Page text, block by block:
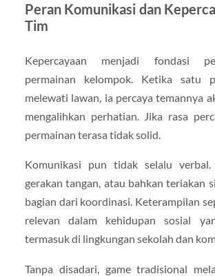
Peran Komunikasi dan
Tim
Kepercayaan menjadi fondasi
permainan kelompok. Ketika satu
melewati lawan, ia percaya temannya
mengalihkan perhatian. Jika rasa
permainan terasa tidak solid.
Komunikasi pun tidak selalu
gerakan tangan, atau bahkan teriakan
bagian dari koordinasi. Keterampilan
relevan dalam kehidupan sosial
termasuk di lingkungan sekolah dan
Tanpa disadari, game tradisional